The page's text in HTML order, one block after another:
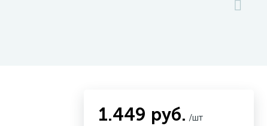
1.449 руб. /шт